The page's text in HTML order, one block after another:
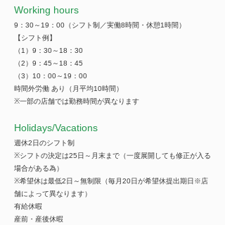
Working hours
9：30～19：00（シフト制／実働8時間・休憩1時間）
【シフト例】
（1）9：30～18：30
（2）9：45～18：45
（3）10：00～19：00
時間外労働 あり（月平均10時間）
※一部の店舗では勤務時間が異なります
​Holidays/Vacations
週休2日のシフト制
※シフトの決定は25日～月末まで（一度展開しても修正が入る
場合がある為）
※希望休は最低2日～無制限（毎月20日が希望休提出期日※店
舗によって異なります）
有給休暇
産前・産後休暇